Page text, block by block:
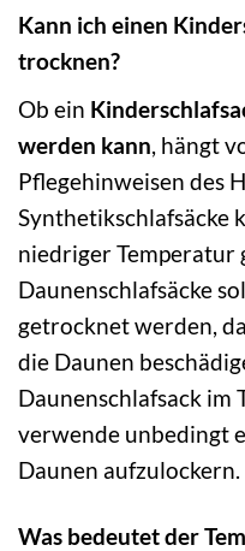
Kann ich einen
trocknen?
Ob ein
werden kann, hängt
Pflegehinweisen des
Synthetikschlafsäcke
niedriger Temperatur
Daunenschlafsäcke
getrocknet werden,
die Daunen
Daunenschlafsack im
verwende unbedingt
Daunen aufzulockern.
Was bedeutet der